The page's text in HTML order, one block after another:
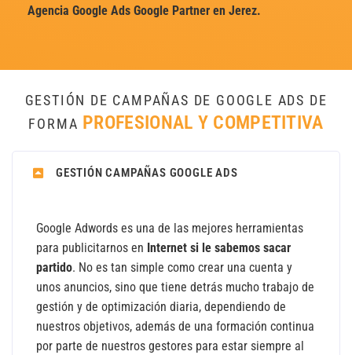
Agencia Google Ads Google Partner en Jerez.
GESTIÓN DE CAMPAÑAS DE GOOGLE ADS DE
FORMA PROFESIONAL Y COMPETITIVA
GESTIÓN CAMPAÑAS GOOGLE ADS
Google Adwords es una de las mejores herramientas
para publicitarnos en Internet si le sabemos sacar
partido. No es tan simple como crear una cuenta y
unos anuncios, sino que tiene detrás mucho trabajo de
gestión y de optimización diaria, dependiendo de
nuestros objetivos, además de una formación continua
por parte de nuestros gestores para estar siempre al